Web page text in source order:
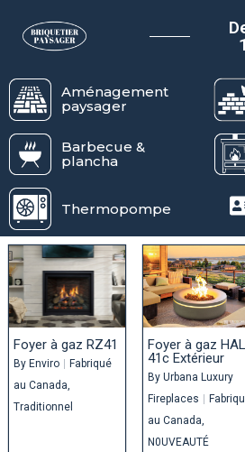
Aménagement
paysager
Barbecue &
plancha
Thermopompe
Foyer à gaz RZ41
By Enviro | Fabriqué
au Canada
Traditionnel
Foyer à gaz
41c Extérieur
ByUrbana Luxury
Fireplaces |
au Canada
N0UVEAUTÉ